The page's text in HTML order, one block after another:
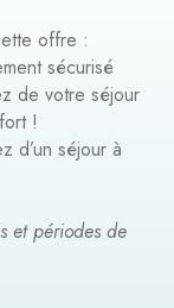
offre :
sécurisé
de votre séjour
!
d’un séjour à
et périodes de